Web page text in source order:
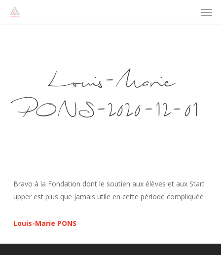
Louis-Marie
PONS-2020-12-01
Bravo à la Fondation dont le soutien aux élèves et aux Start
upper est plus que jamais utile en cette période compliquée
Louis-Marie PONS